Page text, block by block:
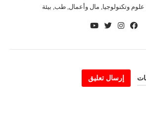
علوم وتكنولوجيا, مال وأعمال, طب, بيئة
إرسال تعليق